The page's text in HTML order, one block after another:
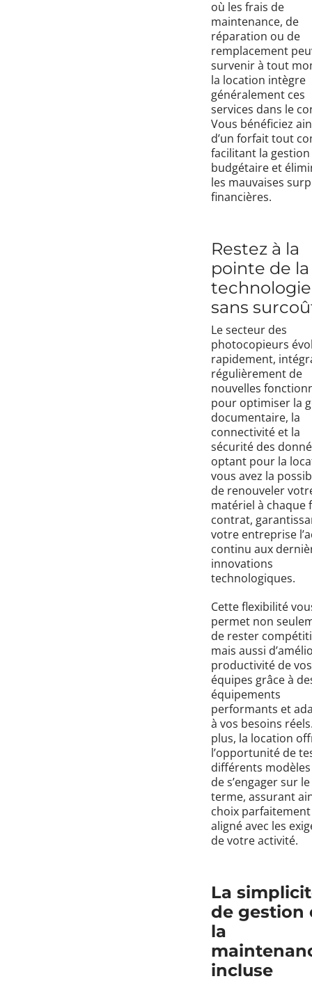
où les frais de
maintenance, de
réparation ou de
remplacement
survenir à tout
la location intègre
généralement ces
services dans le
Vous bénéficiez
d’un forfait tout
facilitant la gestion
budgétaire et
les mauvaises
financières.
Restez à la
pointe de la
technologie
sans
Le secteur des
photocopieurs
rapidement,
régulièrement de
nouvelles
pour optimiser la
documentaire, la
connectivité et la
sécurité des
optant pour la
vous avez la
de renouveler
matériel à chaque
contrat,
votre entreprise
continu aux
innovations
technologiques.
Cette flexibilité
permet non
de rester
mais aussi
productivité de vos
équipes grâce à
équipements
performants et
à vos besoins
plus, la location
l’opportunité de
différents
de s’engager sur
terme, assurant
choix parfaitement
aligné avec les
de votre activité.
La
de gestion
la
incluse